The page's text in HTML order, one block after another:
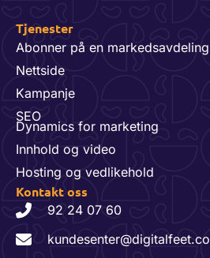
Tjenester
Abonner på en markedsavdeling
Nettside
Kampanje
SEO
Dynamics for marketing
Innhold og video
Hosting og vedlikehold
Kontakt oss
92 24 07 60